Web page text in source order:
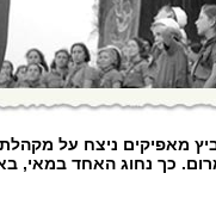
מאפיקים ניצח על
כך נחוג האחד במאי,